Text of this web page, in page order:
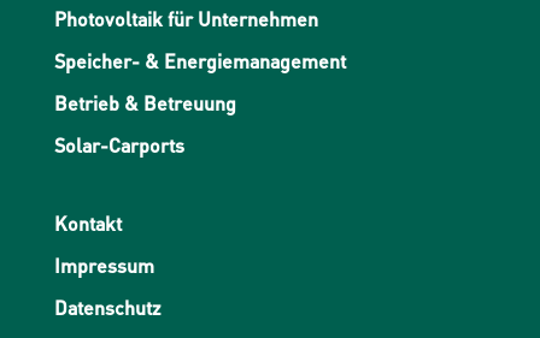
Photovoltaik für Unternehmen
Speicher- & Energiemanagement
Betrieb & Betreuung
Solar-Carports
Kontakt
Impressum
Datenschutz